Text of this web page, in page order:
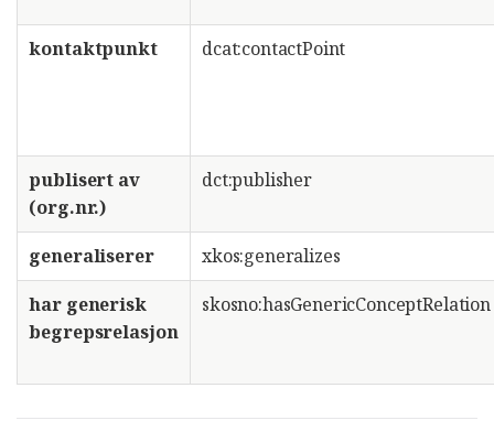
kontaktpunkt dcat:contactPoint
publisert av
(org.nr.)
dct:publisher
generaliserer
xkos:generalizes
har generisk
begrepsrelasjon
skosno:hasGenericConceptRelation